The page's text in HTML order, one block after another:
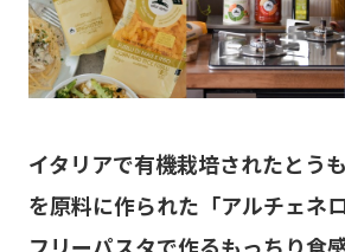
イタリアで有機栽培されたとう
を原料に作られた「アルチェネ